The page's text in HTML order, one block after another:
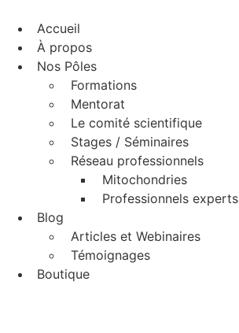
contenu
Accueil
À propos
Nos Pôles
Formations
Mentorat
Le comité scientifique
Stages / Séminaires
Réseau professionnels
Mitochondries
Professionnels experts
Blog
Articles et Webinaires
Témoignages
Boutique